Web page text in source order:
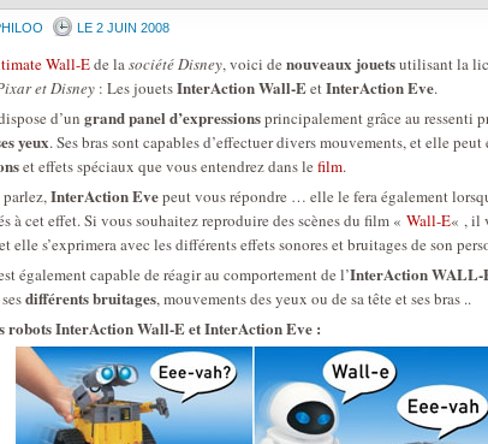
LE 2 JUIN 2008
Wall-Ede lasociété Disney, voici de nouveaux jouetsutilisant la
et Disney : Les jouetsInterAction Wall-EetInterAction Eve.
d’un grand panel d’expressionsprincipalement grâce au ressenti
yeux. Ses bras sont capables d’effectuer divers mouvements, et elle peut
et effets spéciaux que vous entendrez dans le film.
InterAction Evepeut vous répondre … elle le fera également
à cet effet. Si vous souhaitez reproduire des scènes du film « Wall-E« , il
elle s’exprimera avec les différents effets sonores et bruitages de son
également capable de réagir au comportement de l’InterAction WALL-
différents bruitages, mouvements des yeux ou de sa tête et ses bras ..
robots InterAction Wall-E et InterAction Eve :